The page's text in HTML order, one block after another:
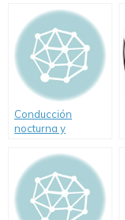
Conducción
nocturna y